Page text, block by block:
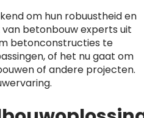
om hun robuustheid en
betonbouw experts uit
betonconstructies te
of het nu gaat om
of andere projecten.